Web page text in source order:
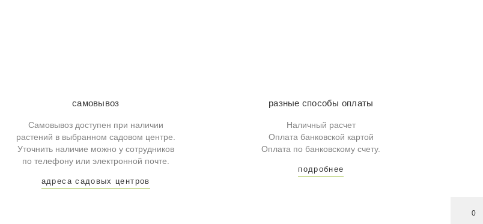
0
самовывоз
Самовывоз доступен при наличии
растений в выбранном садовом центре.
Уточнить наличие можно у сотрудников
по телефону или электронной почте.
адреса садовых центров
разные способы оплаты
Наличный расчет
Оплата банковской картой
Оплата по банковскому счету.
подробнее